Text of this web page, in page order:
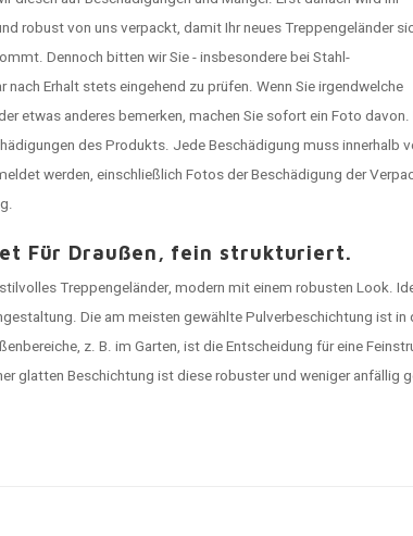
robust von uns verpackt, damit Ihr neues Treppengeländer
Dennoch bitten wir Sie - insbesondere bei Stahl-
Erhalt stets eingehend zu prüfen. Wenn Sie irgendwelche
etwas anderes bemerken, machen Sie sofort ein Foto
des Produkts. Jede Beschädigung muss innerhalb
werden, einschließlich Fotos der Beschädigung der
Für Draußen, fein strukturiert.
Treppengeländer, modern mit einem robusten Look.
Die am meisten gewählte Pulverbeschichtung ist in
z. B. im Garten, ist die Entscheidung für eine
glatten Beschichtung ist diese robuster und weniger anfällig